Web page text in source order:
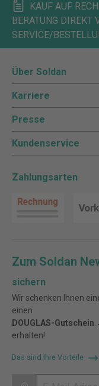
KAUF AUF
BERATUNG DIREKT
SERVICE/
Über Soldan
Karriere
Presse
Kundenservice
Zahlungsarten
Zum Soldan
sichern
Wir schenken Ihnen
einen
DOUGLAS-Gutschein
erhalten!
Das sind Ihre Vorteile